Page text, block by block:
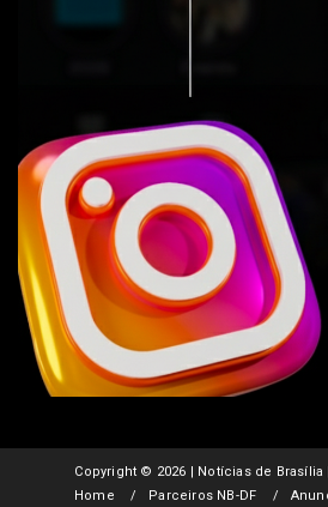
Copyright © 2026 | Notícias de
Home
Parceiros NB-DF